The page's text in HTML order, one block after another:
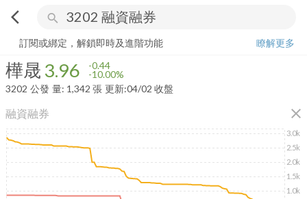
arrow_back_ios search
樺晟 -10.00%
訂閱或綁定，解鎖即時及進階功能
瞭解更多
樺晟 3.96 -0.44
-10.00%
3202 公發 量: 1,342 張 更新:04/02 收盤
融資融券 close
1.0k
1.5k
2.0k
2.5k
3.0k